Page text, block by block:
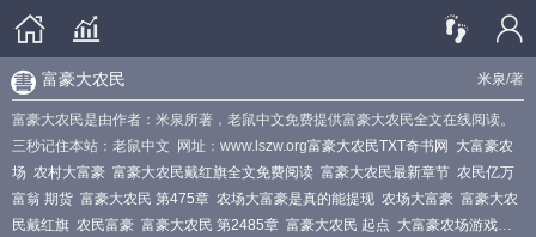
米泉/著
富豪大农民
富豪大农民是由作者：米泉所著，老鼠中文免费提供富豪大农民全文在线阅读。
三秒记住本站：老鼠中文 网址：www.lszw.org富豪大农民TXT奇书网 大富豪农
场 农村大富豪 富豪大农民戴红旗全文免费阅读 富豪大农民最新章节 农民亿万
富翁 期货 富豪大农民 第475章 农场大富豪是真的能提现 农场大富豪 富豪大农
民戴红旗 农民富豪 富豪大农民 第2485章 富豪大农民 起点 大富豪农场游戏领